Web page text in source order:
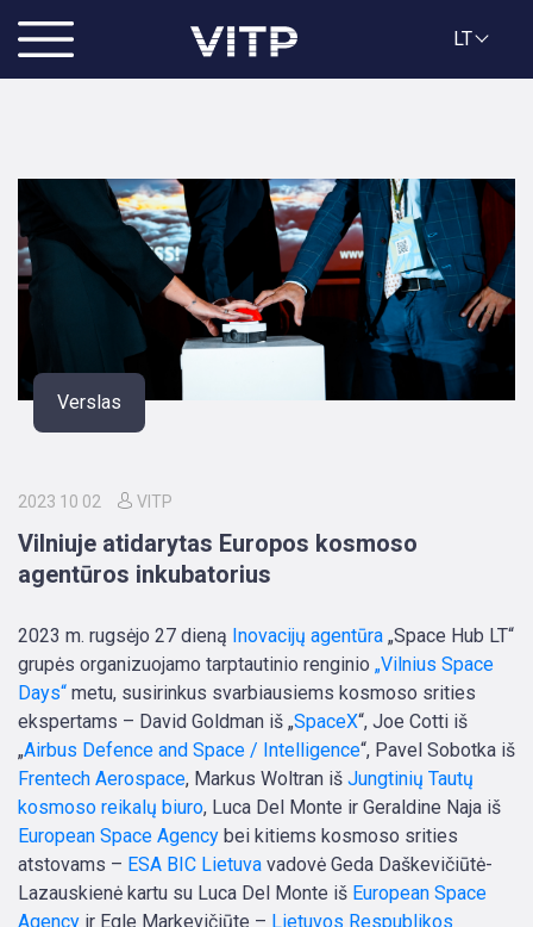
LT
Verslas
2023 10 02 VITP
Vilniuje atidarytas Europos kosmoso
agentūros inkubatorius
2023 m. rugsėjo 27 dieną Inovacijų agentūra „Space Hub LT“
grupės organizuojamo tarptautinio renginio „Vilnius Space
Days“ metu, susirinkus svarbiausiems kosmoso srities
ekspertams – David Goldman iš „SpaceX“, Joe Cotti iš
„Airbus Defence and Space / Intelligence“, Pavel Sobotka iš
Frentech Aerospace, Markus Woltran iš Jungtinių Tautų
kosmoso reikalų biuro, Luca Del Monte ir Geraldine Naja iš
European Space Agency bei kitiems kosmoso srities
atstovams – ESA BIC Lietuva vadovė Geda Daškevičiūtė-
Lazauskienė kartu su Luca Del Monte iš European Space
Agency ir Egle Markevičiūte – Lietuvos Respublikos